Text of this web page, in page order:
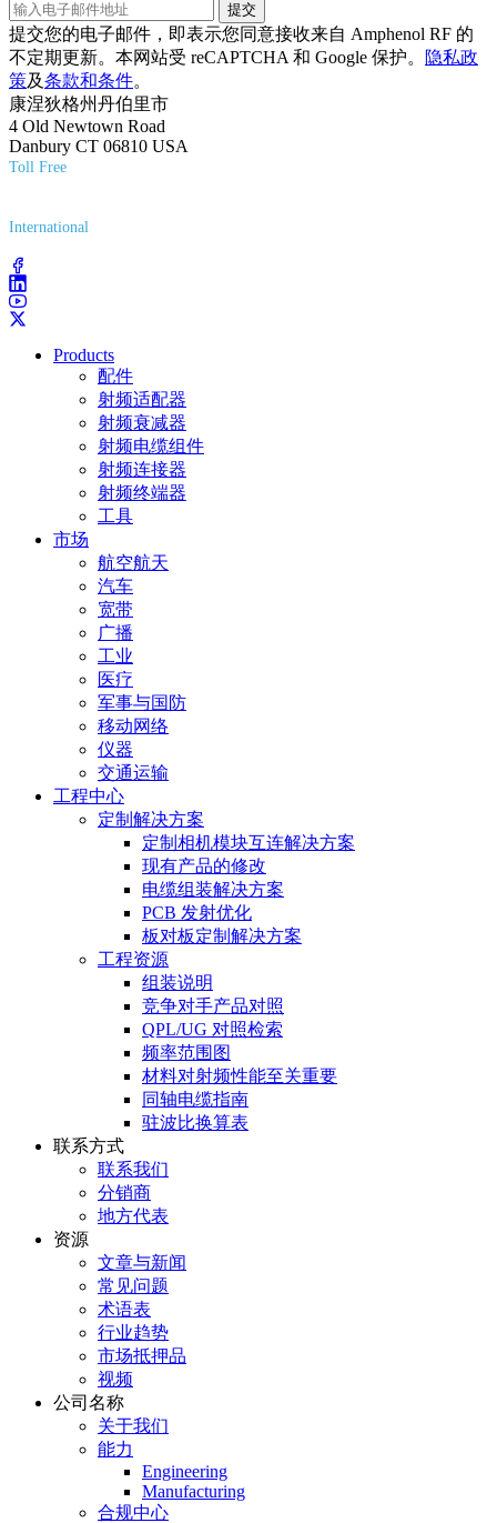
提交
提交您的电子邮件，即表示您同意接收来自 Amphenol RF 的
不定期更新。本网站受 reCAPTCHA 和 Google 保护。
隐私政
策及条款和条件。
康涅狄格州丹伯里市
4 Old Newtown Road
Danbury CT 06810 USA
Toll Free
International
Products
配件
射频适配器
射频衰减器
射频电缆组件
射频连接器
射频终端器
工具
市场
航空航天
汽车
宽带
广播
工业
医疗
军事与国防
移动网络
仪器
交通运输
工程中心
定制解决方案
定制相机模块互连解决方案
现有产品的修改
电缆组装解决方案
PCB 发射优化
板对板定制解决方案
工程资源
组装说明
竞争对手产品对照
QPL/UG 对照检索
频率范围图
材料对射频性能至关重要
同轴电缆指南
驻波比换算表
联系方式
联系我们
分销商
地方代表
资源
文章与新闻
常见问题
术语表
行业趋势
市场抵押品
视频
公司名称
关于我们
能力
Engineering
Manufacturing
合规中心